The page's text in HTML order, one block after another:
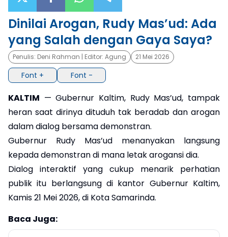
×
Dinilai Arogan, Rudy Mas’ud: Ada
yang Salah dengan Gaya Saya?
Penulis: Deni Rahman | Editor: Agung 21 Mei 2026
Font + Font -
KALTIM — Gubernur Kaltim, Rudy Mas’ud, tampak
heran saat dirinya dituduh tak beradab dan arogan
dalam dialog bersama demonstran.
Gubernur Rudy Mas’ud menanyakan langsung
kepada demonstran di mana letak arogansi dia.
Dialog interaktif yang cukup menarik perhatian
publik itu berlangsung di kantor Gubernur Kaltim,
Kamis 21 Mei 2026, di Kota Samarinda.
Baca Juga: